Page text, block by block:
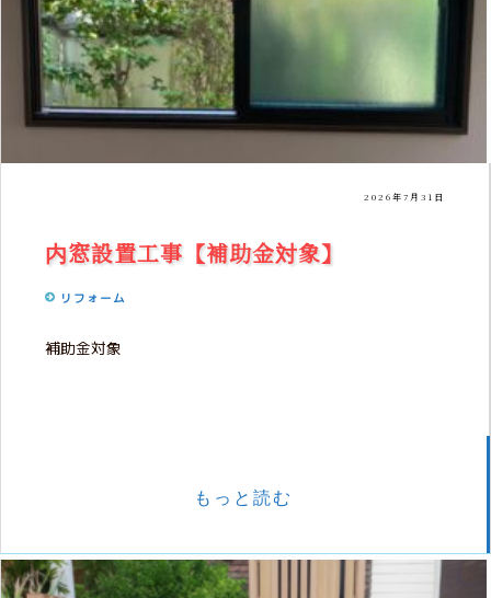
2026年7月31日
内窓設置工事【補助金対象】
リフォーム
補助金対象
もっと読む